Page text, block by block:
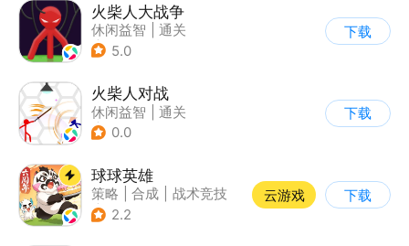
火柴人大战争
休闲益智
通关
| 火柴人
5.0
下载
火柴人对战
休闲益智
通关
| 火柴人
0.0
下载
球球英雄
策略 合成
战术竞技
| 创酷
2.2
云游戏 下载